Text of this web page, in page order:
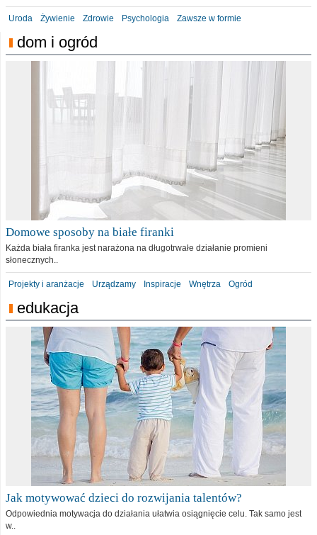
Uroda Żywienie Zdrowie Psychologia Zawsze w formie
dom i ogród
Domowe sposoby na białe firanki
Każda biała firanka jest narażona na długotrwałe działanie promieni
słonecznych..
Projekty i aranżacje Urządzamy Inspiracje Wnętrza Ogród
edukacja
Jak motywować dzieci do rozwijania talentów?
Odpowiednia motywacja do działania ułatwia osiągnięcie celu. Tak samo jest
w..